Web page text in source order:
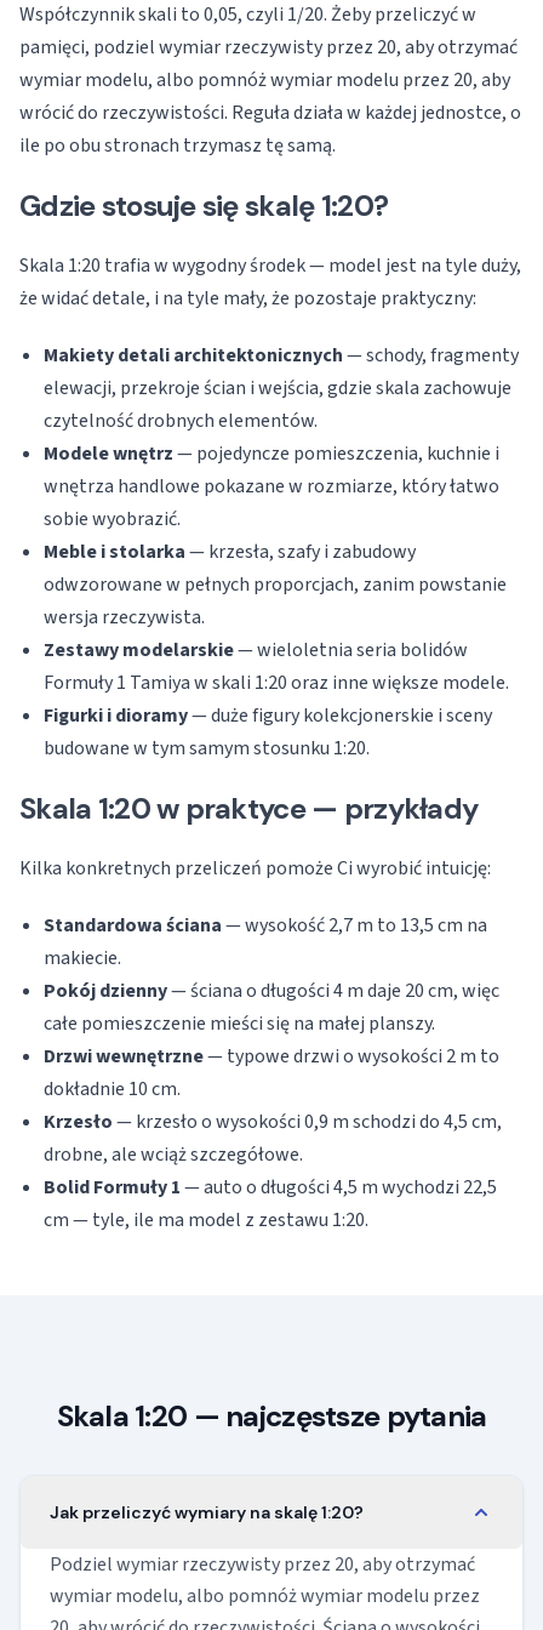
Współczynnik skali to 0,05, czyli 1/20. Żeby przeliczyć w
pamięci, podziel wymiar rzeczywisty przez 20, aby otrzymać
wymiar modelu, albo pomnóż wymiar modelu przez 20, aby
wrócić do rzeczywistości. Reguła działa w każdej jednostce, o
ile po obu stronach trzymasz tę samą.
Gdzie stosuje się skalę 1:20?
Skala 1:20 trafia w wygodny środek — model jest na tyle duży,
że widać detale, i na tyle mały, że pozostaje praktyczny:
Makiety detali architektonicznych— schody, fragmenty
elewacji, przekroje ścian i wejścia, gdzie skala zachowuje
czytelność drobnych elementów.
Modele wnętrz— pojedyncze pomieszczenia, kuchnie i
wnętrza handlowe pokazane w rozmiarze, który łatwo
sobie wyobrazić.
Meble i stolarka— krzesła, szafy i zabudowy
odwzorowane w pełnych proporcjach, zanim powstanie
wersja rzeczywista.
Zestawy modelarskie— wieloletnia seria bolidów
Formuły 1 Tamiya w skali 1:20 oraz inne większe modele.
Figurki i dioramy— duże figury kolekcjonerskie i sceny
budowane w tym samym stosunku 1:20.
Skala 1:20 w praktyce — przykłady
Kilka konkretnych przeliczeń pomoże Ci wyrobić intuicję:
Standardowa ściana— wysokość 2,7 m to 13,5 cm na
makiecie.
Pokój dzienny— ściana o długości 4 m daje 20 cm, więc
całe pomieszczenie mieści się na małej planszy.
Drzwi wewnętrzne— typowe drzwi o wysokości 2 m to
dokładnie 10 cm.
Krzesło— krzesło o wysokości 0,9 m schodzi do 4,5 cm,
drobne, ale wciąż szczegółowe.
Bolid Formuły 1— auto o długości 4,5 m wychodzi 22,5
cm — tyle, ile ma model z zestawu 1:20.
Skala 1:20 — najczęstsze pytania
Jak przeliczyć wymiary na skalę 1:20?
Podziel wymiar rzeczywisty przez 20, aby otrzymać
wymiar modelu, albo pomnóż wymiar modelu przez